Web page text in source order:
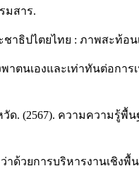
มสาร.
าธิปไตยไทย : ภาพสะท้
นเองและเท่าทันต่อกา
. (2567). ความความรู้
ด้วยการบริหารงานเชิ